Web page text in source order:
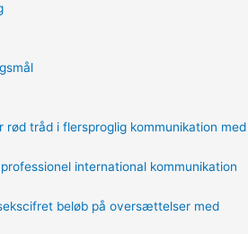
rød tråd i flersproglig kommunikation med
international kommunikation
beløb på oversættelser med